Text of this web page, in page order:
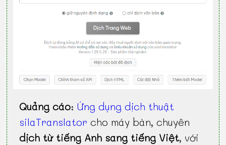
Quảng cáo:Ứng dụng dịch thuật
silaTranslator cho máy bàn, chuyên
dịch từ tiếng Anh sang tiếng Việt, với